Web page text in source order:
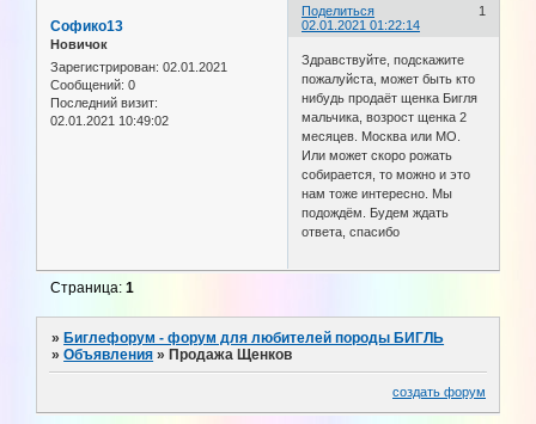
Поделиться
1
02.01.2021 01:22:14
Софико13
Новичок
Зарегистрирован: 02.01.2021
Сообщений: 0
Последний визит:
02.01.2021 10:49:02
Здравствуйте, подскажите
пожалуйста, может быть кто
нибудь продаёт щенка Бигля
мальчика, возрост щенка 2
месяцев. Москва или МО.
Или может скоро рожать
собирается, то можно и это
нам тоже интересно. Мы
подождём. Будем ждать
ответа, спасибо
Страница:1
»Биглефорум - форум для любителей породы БИГЛЬ
»Объявления »Продажа Щенков
создать форум